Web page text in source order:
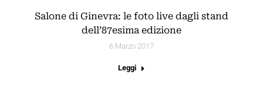
Salone di Ginevra: le foto live dagli stand
dell’87esima edizione
6 Marzo 2017
Leggi